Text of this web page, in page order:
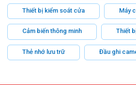
Thiết bị kiểm soát cửa Máy
Cảm biến thông minh Thiết
Thẻ nhớ lưu trữ Đầu ghi